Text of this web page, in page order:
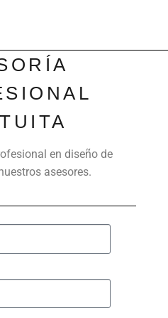
en diseño de
asesores.